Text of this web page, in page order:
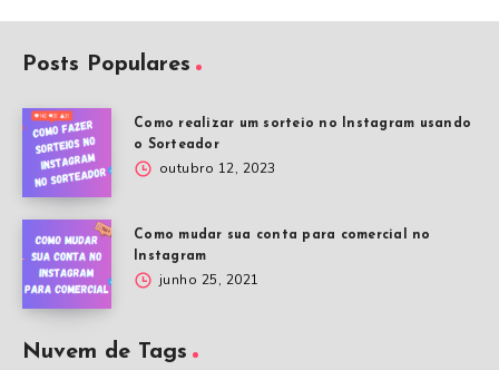
Posts Populares
Como realizar um sorteio no Instagram usando
o Sorteador
outubro 12, 2023
Como mudar sua conta para comercial no
Instagram
junho 25, 2021
Nuvem de Tags